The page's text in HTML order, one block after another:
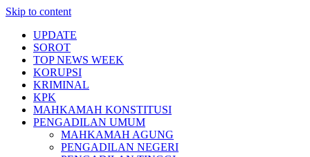
Skip to content
UPDATE
SOROT
TOP NEWS WEEK
KORUPSI
KRIMINAL
KPK
MAHKAMAH KONSTITUSI
PENGADILAN UMUM
MAHKAMAH AGUNG
PENGADILAN NEGERI